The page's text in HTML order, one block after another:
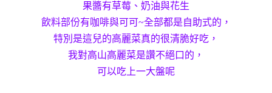
果醬有草莓、奶油與花生
飲料部份有咖啡與可可~全部都是自助式的，
特別是這兒的高麗菜真的很清脆好吃，
我對高山高麗菜是讚不絕口的，
可以吃上一大盤呢